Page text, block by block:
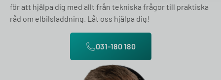
för att hjälpa dig med allt från tekniska frågor till praktiska
råd om elbilsladdning. Låt oss hjälpa dig!
031-180 180